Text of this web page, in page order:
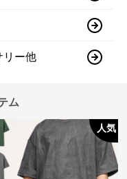
リー他
ム
人気